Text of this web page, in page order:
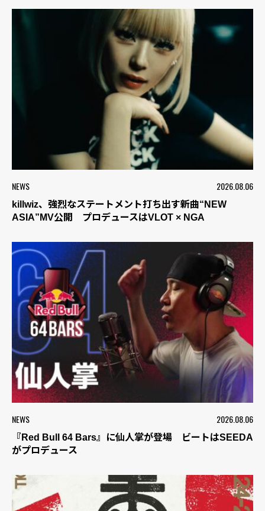
NEWS 2026.08.06
killwiz、強烈なステートメント打ち出す新曲“NEW
ASIA”MV公開 プロデュースはVLOT × NGA
NEWS 2026.08.06
『Red Bull 64 Bars』に仙人掌が登場 ビートはSEEDA
がプロデュース